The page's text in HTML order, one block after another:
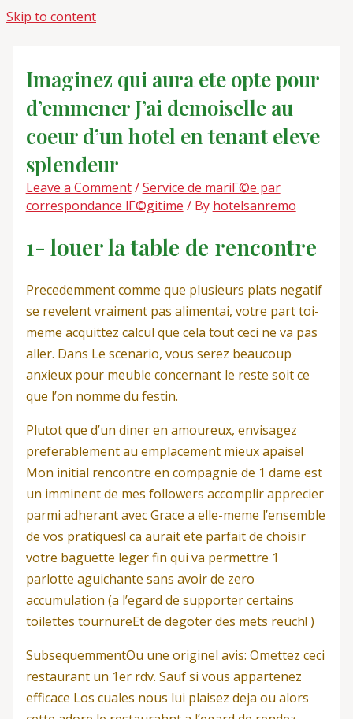
Skip to content
Imaginez qui aura ete opte pour
d’emmener J’ai demoiselle au
coeur d’un hotel en tenant eleve
splendeur
Leave a Comment/Service de mariГ©e par
correspondance lГ©gitime / By hotelsanremo
1- louer la table de rencontre
Precedemment comme que plusieurs plats negatif
se revelent vraiment pas alimentai, votre part toi-
meme acquittez calcul que cela tout ceci ne va pas
aller. Dans Le scenario, vous serez beaucoup
anxieux pour meuble concernant le reste soit ce
que l’on nomme du festin.
Plutot que d’un diner en amoureux, envisagez
preferablement au emplacement mieux apaise!
Mon initial rencontre en compagnie de 1 dame est
un imminent de mes followers accomplir apprecier
parmi adherant avec Grace a elle-meme l’ensemble
de vos pratiques! ca aurait ete parfait de choisir
votre baguette leger fin qui va permettre 1
parlotte aguichante sans avoir de zero
accumulation (a l’egard de supporter certains
toilettes tournureEt de degoter des mets reuch! )
SubsequemmentOu une originel avis: Omettez ceci
restaurant un 1er rdv. Sauf si vous appartenez
efficace Los cuales nous lui plaisez deja ou alors